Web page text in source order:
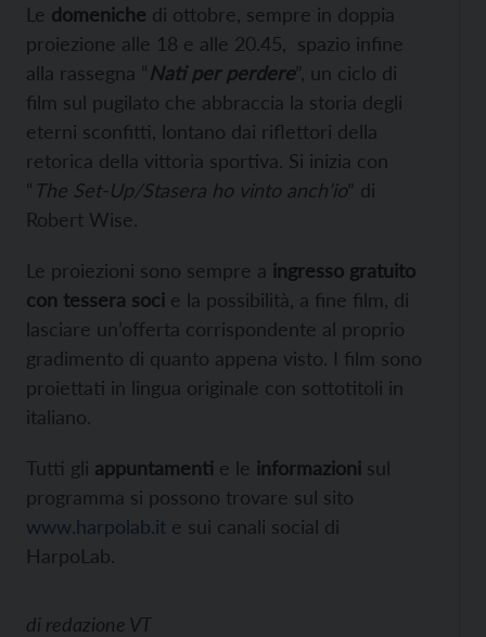
Le domeniche di ottobre, sempre in doppia
proiezione alle 18 e alle 20.45, spazio infine
alla rassegna “Nati per perdere”, un ciclo di
film sul pugilato che abbraccia la storia degli
eterni sconfitti, lontano dai riflettori della
retorica della vittoria sportiva. Si inizia con
“ The Set-Up/Stasera ho vinto anch’io” di
Robert Wise.
Le proiezioni sono sempre a ingresso gratuito
con tessera soci e la possibilità, a fine film, di
lasciare un’offerta corrispondente al proprio
gradimento di quanto appena visto. I film sono
proiettati in lingua originale con sottotitoli in
italiano.
Tutti gli appuntamenti e le informazioni sul
programma si possono trovare sul sito
www.harpolab.it e sui canali social di
HarpoLab.
di redazione VT